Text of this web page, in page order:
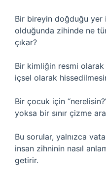
Bir bireyin doğduğu yer
olduğunda zihinde ne
çıkar?
Bir kimliğin resmi olarak
içsel olarak
Bir çocuk için
yoksa bir sınır çizme
Bu sorular, yalnızca
insan zihninin nasıl
getirir.